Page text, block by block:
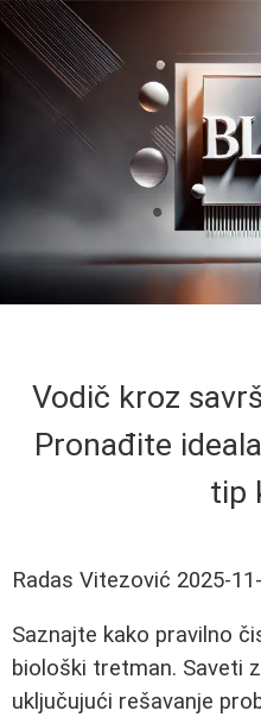
Vodič kroz
Pronađite
tip
Radas Vitezović 2025-
Saznajte kako pravilno
biološki tretman. Saveti
uključujući rešavanje